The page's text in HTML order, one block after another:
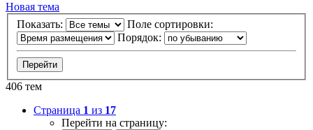
Новая тема
Показать:
Поле сортировки:
Порядок:
406 тем
Страница 1 из 17
Перейти на страницу: